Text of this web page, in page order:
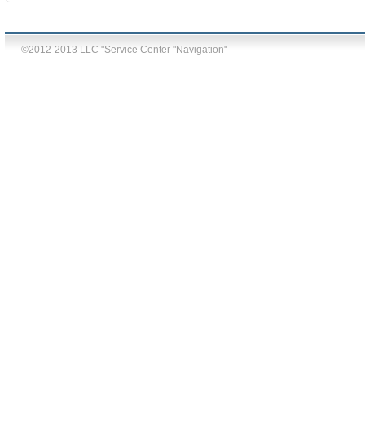
©2012-2013 LLC "Service Center "Navigation"